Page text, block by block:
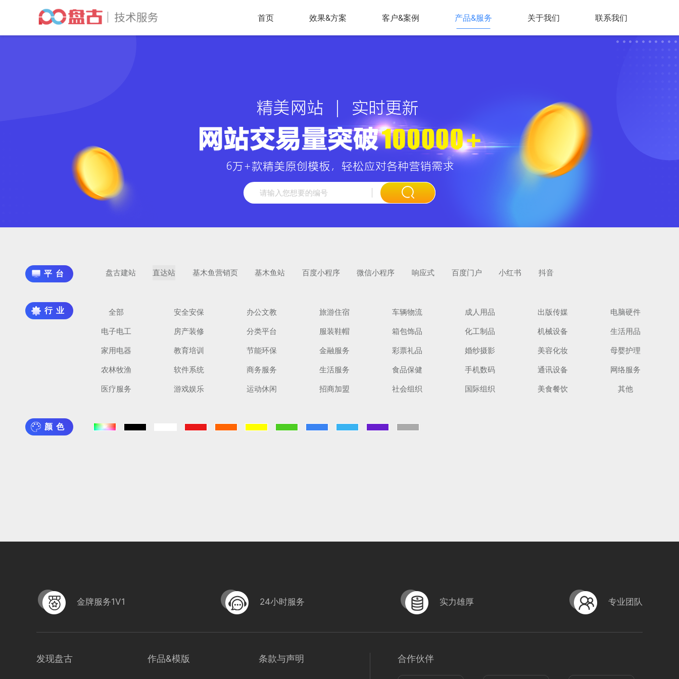
首页 效果&方案 客户&案例 产品&服务 关于我们 联系我们
平台 盘古建站 直达站 基木鱼营销页 基木鱼站 百度小程序 微信小程序 响应式 百度门户 小红书 抖音
行业 全部 安全安保 办公文教 旅游住宿 车辆物流 成人用品 出版传媒
电脑硬件
电子电工
房产装修 分类平台 服装鞋帽 箱包饰品 化工制品 机械设备
生活用品
家用电器
教育培训 节能环保 金融服务 彩票礼品 婚纱摄影 美容化妆
母婴护理
农林牧渔
软件系统 商务服务 生活服务 食品保健 手机数码 通讯设备
网络服务
医疗服务
游戏娱乐 运动休闲 招商加盟 社会组织 国际组织 美食餐饮 其他
颜色
扫码手机预览
金牌服务1V1 24小时服务 实力雄厚 专业团队
发现盘古 作品&模版 条款与声明 合作伙伴